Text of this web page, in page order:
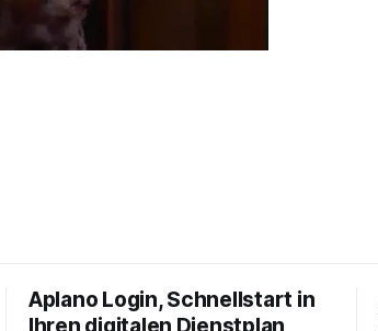
Aplano Login, Schnellstart in